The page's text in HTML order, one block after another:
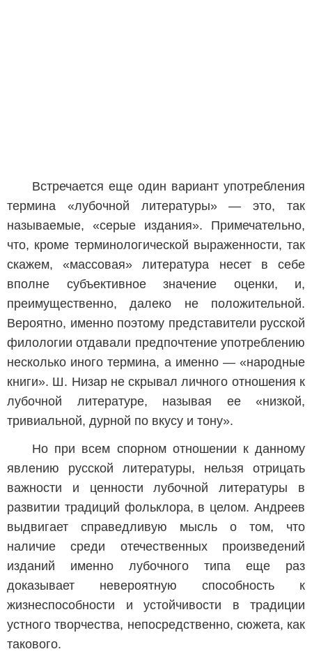
Встречается еще один вариант употребления
термина «лубочной литературы» — это, так
называемые, «серые издания». Примечательно,
что, кроме терминологической выраженности, так
скажем, «массовая» литература несет в себе
вполне субъективное значение оценки, и,
преимущественно, далеко не положительной.
Вероятно, именно поэтому представители русской
филологии отдавали предпочтение употреблению
несколько иного термина, а именно — «народные
книги». Ш. Низар не скрывал личного отношения к
лубочной литературе, называя ее «низкой,
тривиальной, дурной по вкусу и тону».
Но при всем спорном отношении к данному
явлению русской литературы, нельзя отрицать
важности и ценности лубочной литературы в
развитии традиций фольклора, в целом. Андреев
выдвигает справедливую мысль о том, что
наличие среди отечественных произведений
изданий именно лубочного типа еще раз
доказывает невероятную способность к
жизнеспособности и устойчивости в традиции
устного творчества, непосредственно, сюжета, как
такового.